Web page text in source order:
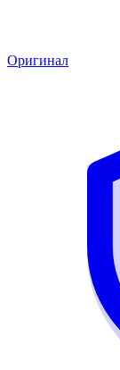
Оригинал